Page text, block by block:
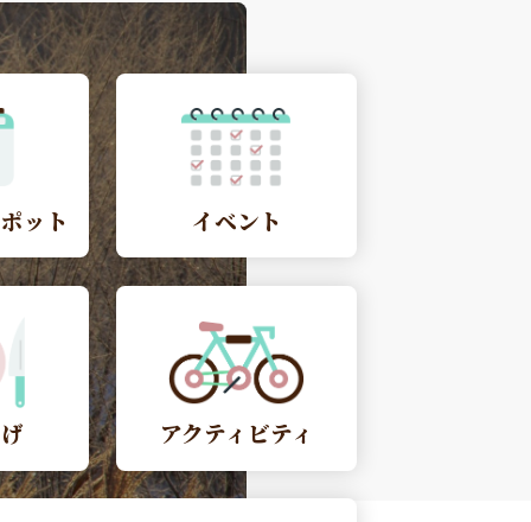
ット イベント
アクティビティ